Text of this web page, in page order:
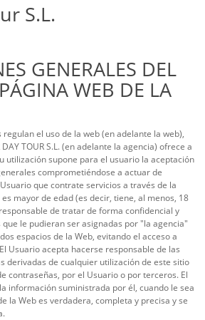
S.L.
GENERALES DEL
WEB DE LA
el uso de la web (en adelante la web),
TOUR S.L. (en adelante la agencia) ofrece a
utilización supone para el usuario la aceptación
comprometiéndose a actuar de
que contrate servicios a través de la
mayor de edad (es decir, tiene, al menos, 18
de tratar de forma confidencial y
le pudieran ser asignadas por "la agencia"
espacios de la Web, evitando el acceso a
Usuario acepta hacerse responsable de las
derivadas de cualquier utilización de este sitio
contraseñas, por el Usuario o por terceros. El
información suministrada por él, cuando le sea
la Web es verdadera, completa y precisa y se